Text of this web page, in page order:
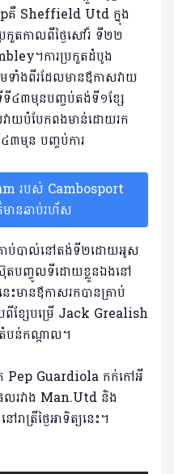
គឺ Sheffield Utd ក្នុង
តកាលពីថ្ងៃសៅរ៏ ទី២២
។ការប្រកួតដំបូង
ទាំងពីរដែលមានឪកាសវាយ
៤៣មុនបញ្ចប់តង់ទី១ខ្សែ
វាយបំបែកពងមាន់ដោយរក
៣មុន បញ្ចប់​ការ
របស់ Cambosport
ានឆាប់រហ័ស
រាប់បាល់នៅតង់ទី២ដោយអូស
តបញ្ចូលទី​ដោយ​ខ្លួនឯងនៅ
ះមានឪកាសរកបានគ្រាប់
ខ្សែបម្រើ Jack Grealish
បន់កណ្តាល។
Pep Guardiola កក់កៅអី
លរវាង Man.Utd និង
ត្រីថ្ងៃអាទិត្យនេះ។